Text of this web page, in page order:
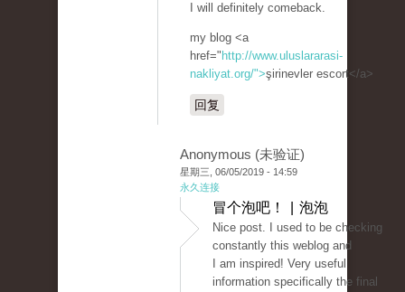
I will definitely comeback.
my blog <a
href=" http://www.uluslararasi-
nakliyat.org/">şirinevler escort</a>
回复
Anonymous (未验证)
星期三, 06/05/2019 - 14:59
永久连接
冒个泡吧！ | 泡泡
Nice post. I used to be checking
constantly this weblog and
I am inspired! Very useful
information specifically the final